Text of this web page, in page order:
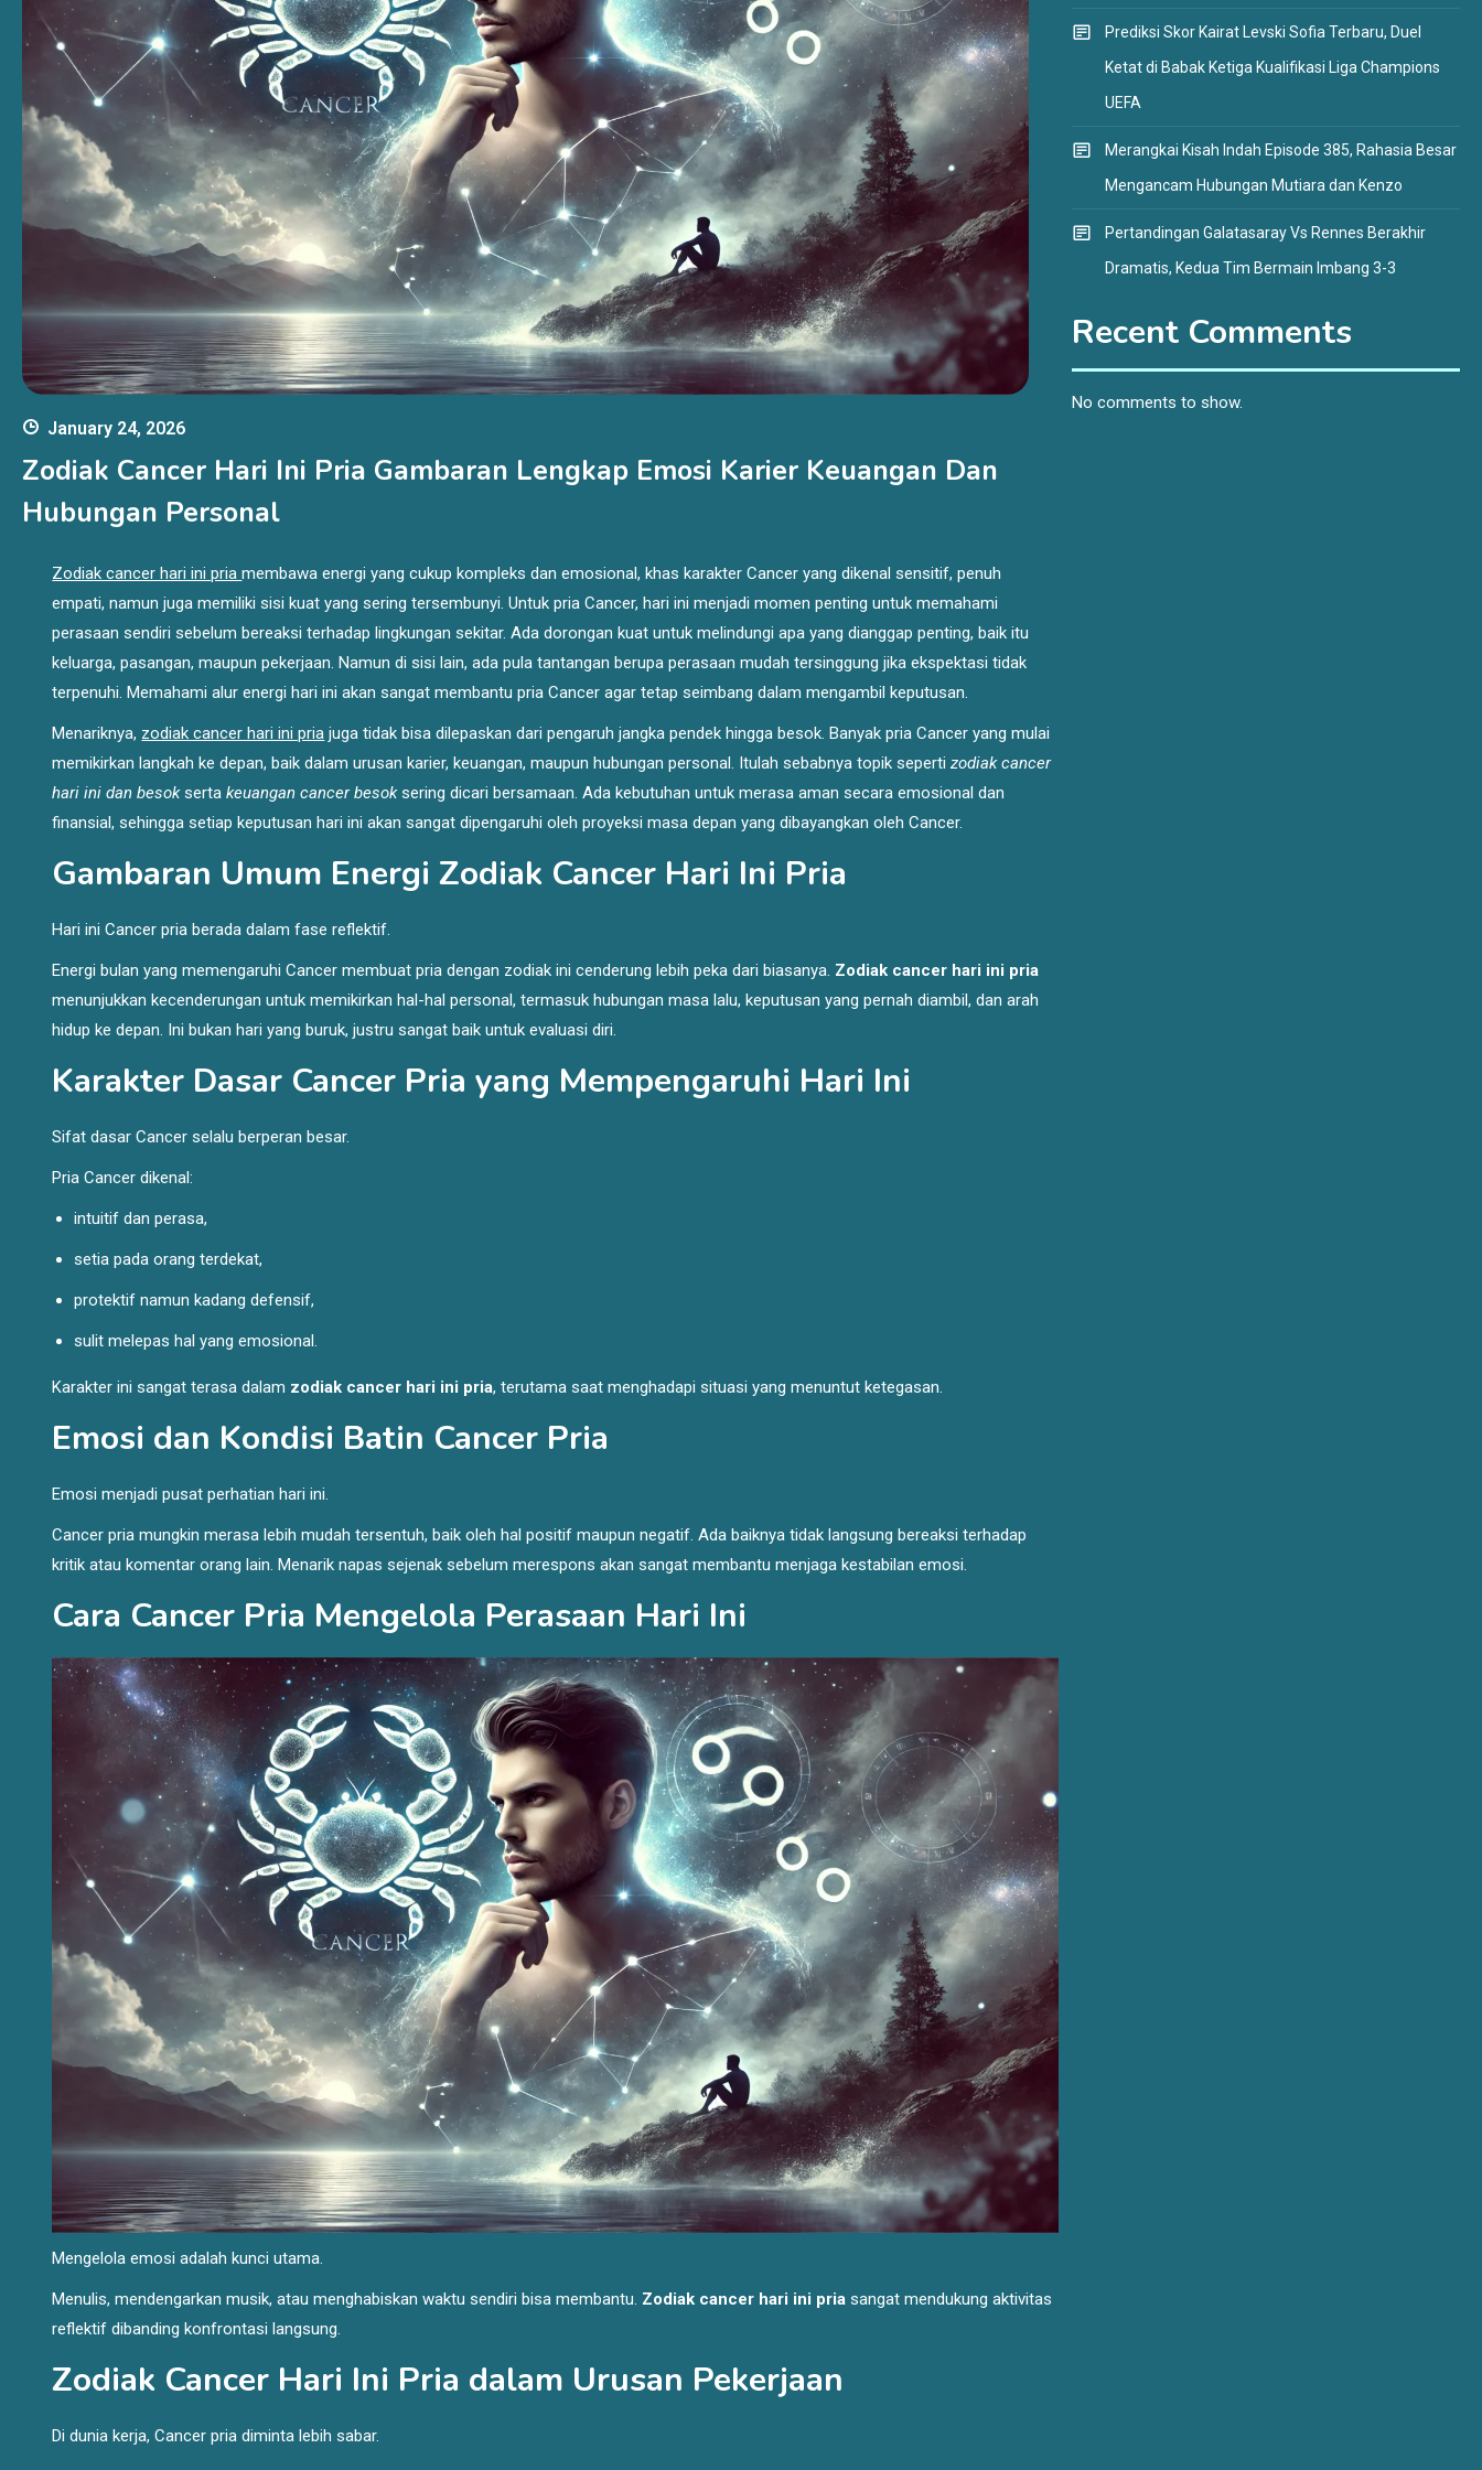
January 24, 2026
Zodiak Cancer Hari Ini Pria Gambaran Lengkap Emosi Karier Keuangan Dan
Hubungan Personal
Zodiak cancer hari ini priamembawa energi yang cukup kompleks dan emosional, khas karakter Cancer yang dikenal sensitif, penuh
empati, namun juga memiliki sisi kuat yang sering tersembunyi. Untuk pria Cancer, hari ini menjadi momen penting untuk memahami
perasaan sendiri sebelum bereaksi terhadap lingkungan sekitar. Ada dorongan kuat untuk melindungi apa yang dianggap penting, baik itu
keluarga, pasangan, maupun pekerjaan. Namun di sisi lain, ada pula tantangan berupa perasaan mudah tersinggung jika ekspektasi tidak
terpenuhi. Memahami alur energi hari ini akan sangat membantu pria Cancer agar tetap seimbang dalam mengambil keputusan.
Menariknya, zodiak cancer hari ini pria juga tidak bisa dilepaskan dari pengaruh jangka pendek hingga besok. Banyak pria Cancer yang mulai
memikirkan langkah ke depan, baik dalam urusan karier, keuangan, maupun hubungan personal. Itulah sebabnya topik sepertizodiak cancer
hari ini dan besoksertakeuangan cancer besoksering dicari bersamaan. Ada kebutuhan untuk merasa aman secara emosional dan
finansial, sehingga setiap keputusan hari ini akan sangat dipengaruhi oleh proyeksi masa depan yang dibayangkan oleh Cancer.
Gambaran Umum Energi Zodiak Cancer Hari Ini Pria
Hari ini Cancer pria berada dalam fase reflektif.
Energi bulan yang memengaruhi Cancer membuat pria dengan zodiak ini cenderung lebih peka dari biasanya. Zodiak cancer hari ini pria
menunjukkan kecenderungan untuk memikirkan hal-hal personal, termasuk hubungan masa lalu, keputusan yang pernah diambil, dan arah
hidup ke depan. Ini bukan hari yang buruk, justru sangat baik untuk evaluasi diri.
Karakter Dasar Cancer Pria yang Mempengaruhi Hari Ini
Sifat dasar Cancer selalu berperan besar.
Pria Cancer dikenal:
intuitif dan perasa,
setia pada orang terdekat,
protektif namun kadang defensif,
sulit melepas hal yang emosional.
Karakter ini sangat terasa dalam zodiak cancer hari ini pria, terutama saat menghadapi situasi yang menuntut ketegasan.
Emosi dan Kondisi Batin Cancer Pria
Emosi menjadi pusat perhatian hari ini.
Cancer pria mungkin merasa lebih mudah tersentuh, baik oleh hal positif maupun negatif. Ada baiknya tidak langsung bereaksi terhadap
kritik atau komentar orang lain. Menarik napas sejenak sebelum merespons akan sangat membantu menjaga kestabilan emosi.
Cara Cancer Pria Mengelola Perasaan Hari Ini
Mengelola emosi adalah kunci utama.
Menulis, mendengarkan musik, atau menghabiskan waktu sendiri bisa membantu. Zodiak cancer hari ini pria sangat mendukung aktivitas
reflektif dibanding konfrontasi langsung.
Zodiak Cancer Hari Ini Pria dalam Urusan Pekerjaan
Di dunia kerja, Cancer pria diminta lebih sabar.
Prediksi Skor Kairat Levski Sofia Terbaru, Duel
Ketat di Babak Ketiga Kualifikasi Liga Champions
UEFA
Merangkai Kisah Indah Episode 385, Rahasia Besar
Mengancam Hubungan Mutiara dan Kenzo
Pertandingan Galatasaray Vs Rennes Berakhir
Dramatis, Kedua Tim Bermain Imbang 3-3
Recent Comments
No comments to show.